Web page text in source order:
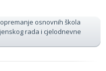
osnovnih škola
rada i cjelodnevne